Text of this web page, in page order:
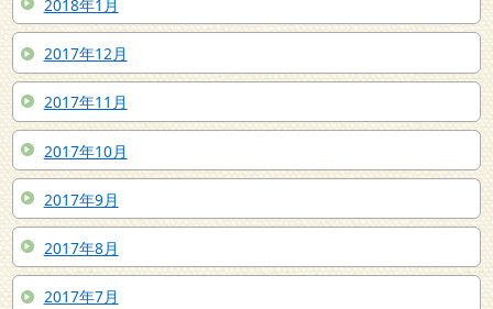
2018年1月
2017年12月
2017年11月
2017年10月
2017年9月
2017年8月
2017年7月